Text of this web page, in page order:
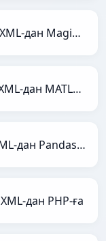
XML-дан Magic-ға
XML-дан MATLAB-ға
XML-дан PandasDataFrame-ға
XML-дан PHP-ға